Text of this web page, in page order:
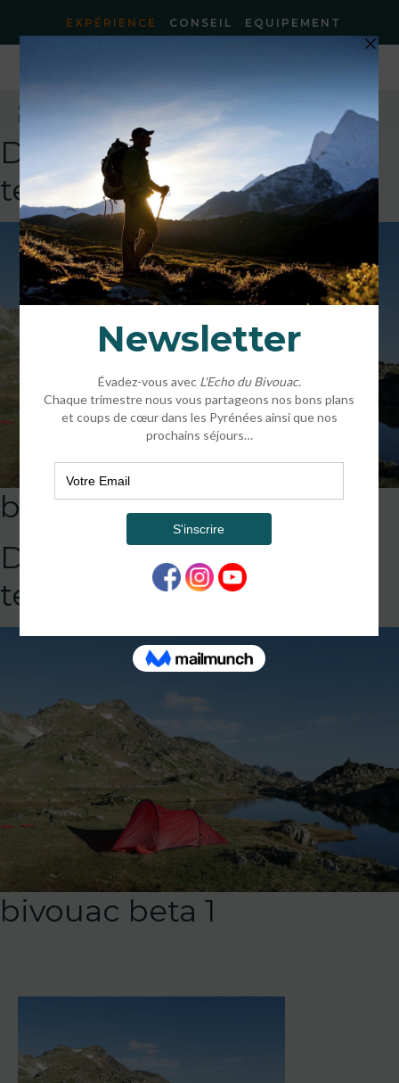
EXPÉRIENCE CONSEIL EQUIPEMENT
Accueil Expérience bivouac dans le Massif du Néouvielle
beta 1
DEFAULT
template!!!!!attachment
bivouac beta 1
DEFAULT
template!!!!!attachment
bivouac beta 1